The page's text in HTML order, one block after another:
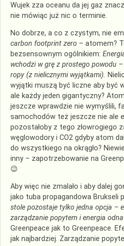
Wujek zza oceanu da jej gaz
nie mówiąc już nic o terminie.
No dobrze, a co z czystym, nie
carbon footprint zero – atomem?
bezsensownym ogólnikiem:
wchodzi w grę z prostego powodu
ropy (z nielicznymi wyjątkami).
wyjątki muszą być liczne aby być
ale każdy jeden gigantyczny?
jeszcze wprawdzie nie wymyślili,
samochodów też jeszcze nie ale
pozostałoby z tego złowrogiego
węglowodory i CO2 gdyby atom
do wszystkiego na okrągło?
inny – zapotrzebowanie na
😉
Aby więc nie zmalało i aby dalej
jako tuba propagandowa Brukseli
stole pozostaje tylko jedna opcja –
zarządzanie popytem i energia
Greenpeace jak to Greenpeace.
jak najbardziej. Zarządzanie